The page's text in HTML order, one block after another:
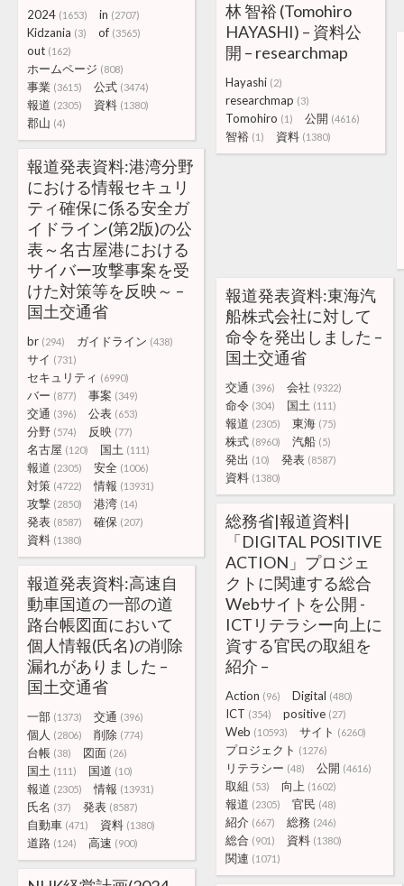
2024 (1653) in (2707)
Kidzania (3) of (3565)
out (162)
ホームページ (808)
事業 (3615) 公式 (3474)
報道 (2305) 資料 (1380)
郡山 (4)
林 智裕 (Tomohiro
HAYASHI) – 資料公
開 – researchmap
Hayashi (2)
researchmap (3)
Tomohiro (1) 公開 (4616)
智裕 (1) 資料 (1380)
報道発表資料:港湾分野
における情報セキュリ
ティ確保に係る安全ガ
イドライン(第2版)の公
表～名古屋港における
サイバー攻撃事案を受
けた対策等を反映～ –
国土交通省
br (294) ガイドライン (438)
サイ (731)
セキュリティ (6990)
バー (877) 事案 (349)
交通 (396) 公表 (653)
分野 (574) 反映 (77)
名古屋 (120) 国土 (111)
報道 (2305) 安全 (1006)
対策 (4722) 情報 (13931)
攻撃 (2850) 港湾 (14)
発表 (8587) 確保 (207)
資料 (1380)
報道発表資料:東海汽
船株式会社に対して
命令を発出しました –
国土交通省
交通 (396) 会社 (9322)
命令 (304) 国土 (111)
報道 (2305) 東海 (75)
株式 (8960) 汽船 (5)
発出 (10) 発表 (8587)
資料 (1380)
総務省|報道資料|
「DIGITAL POSITIVE
ACTION」プロジェ
クトに関連する総合
Webサイトを公開 -
ICTリテラシー向上に
資する官民の取組を
紹介 –
Action (96) Digital (480)
ICT (354) positive (27)
Web (10593) サイト (6260)
プロジェクト (1276)
リテラシー (48) 公開 (4616)
取組 (53) 向上 (1602)
報道 (2305) 官民 (48)
紹介 (667) 総務 (246)
総合 (901) 資料 (1380)
関連 (1071)
報道発表資料:高速自
動車国道の一部の道
路台帳図面において
個人情報(氏名)の削除
漏れがありました –
国土交通省
一部 (1373) 交通 (396)
個人 (2806) 削除 (774)
台帳 (38) 図面 (26)
国土 (111) 国道 (10)
報道 (2305) 情報 (13931)
氏名 (37) 発表 (8587)
自動車 (471) 資料 (1380)
道路 (124) 高速 (900)